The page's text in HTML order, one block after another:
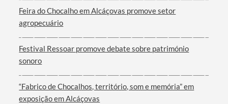
Feira do Chocalho em Alcáçovas promove setor
agropecuário
Festival Ressoar promove debate sobre património
sonoro
“Fabrico de Chocalhos, território, som e memória” em
exposição em Alcáçovas